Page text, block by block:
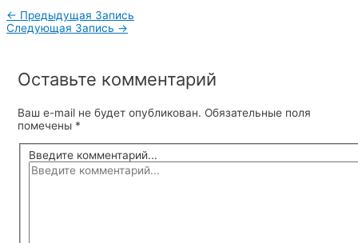
← Предыдущая Запись
Следующая Запись →
Оставьте комментарий
Ваш e-mail не будет опубликован. Обязательные поля
помечены *
Введите комментарий...